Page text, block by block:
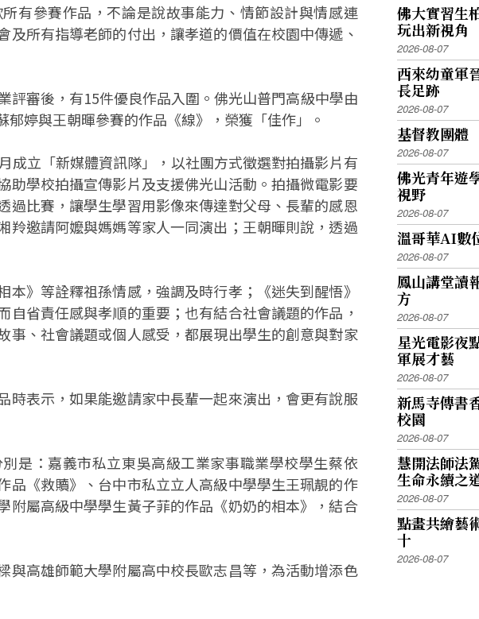
有參賽作品，不論是說故事能力、情節設計與情感連
所有指導老師的付出，讓孝道的價值在校園中傳遞、
評審後，有15件優良作品入圍。佛光山普門高級中學由
婷與王朝暉參賽的作品《線》，榮獲「佳作」。
成立「新媒體資訊隊」，以社團方式徵選對拍攝影片有
助學校拍攝宣傳影片及支援佛光山活動。拍攝微電影要
過比賽，讓學生學習用影像來傳達對父母、長輩的感恩
羚邀請阿嬤與媽媽等家人一同演出；王朝暉則說，透過
》等詮釋祖孫情感，強調及時行孝；《迷失到醒悟》
省責任感與孝順的重要；也有結合社會議題的作品，
事、社會議題或個人感受，都展現出學生的創意與對家
時表示，如果能邀請家中長輩一起來演出，會更有說服
是：嘉義市私立東吳高級工業家事職業學校學生蔡依
品《救贖》、台中市私立立人高級中學學生王珮靚的作
附屬高級中學學生黃子菲的作品《奶奶的相本》，結合
與高雄師範大學附屬高中校長歐志昌等，為活動增添色
佛大實習生
玩出新視角
2026-08-07
西來幼童軍
長足跡
2026-08-07
基督教團體
2026-08-07
佛光青年遊
視野
2026-08-07
溫哥華AI數
2026-08-07
鳳山講堂讀
方
2026-08-07
星光電影夜
軍展才藝
2026-08-07
新馬寺傳書
校園
2026-08-07
慧開法師法
生命永續之
2026-08-07
點畫共繪藝
十
2026-08-07